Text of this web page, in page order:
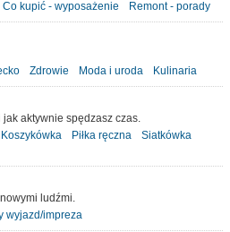
Co kupić - wyposażenie Remont - porady
Zdrowie Moda i uroda Kulinaria
aktywnie spędzasz czas.
Koszykówka Piłka ręczna
Siatkówka
ludźmi.
wyjazd/impreza